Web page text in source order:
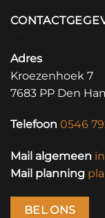
Adres
Kroezenhoek 7
7683 PP Den
Telefoon 0546
Mail algemeen
Mail planning
BEL ONS